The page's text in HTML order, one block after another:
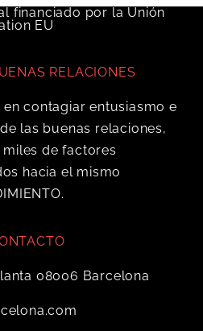
RELACIONES
contagiar entusiasmo e
las buenas relaciones,
de factores
hacia el mismo
08006 Barcelona